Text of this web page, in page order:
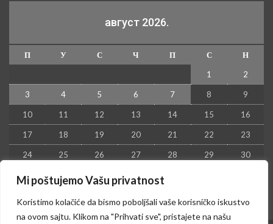
Mi poštujemo Vašu privatnost
Koristimo kolačiće da bismo poboljšali vaše korisničko iskustvo
na ovom sajtu. Klikom na "Prihvati sve", pristajete na našu
август 2026.
П У С Ч П С
Н
1
2
3 4 5 6 7 8 9
10 11 12 13 14 15 16
17 18 19 20 21 22 23
24 25 26 27 28 29 30
31